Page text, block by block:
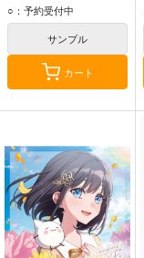
○：予約受付中
サンプル
カート